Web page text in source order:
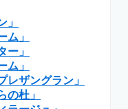
」
ム」
ー」
ム」
レザングラン」
の杜」